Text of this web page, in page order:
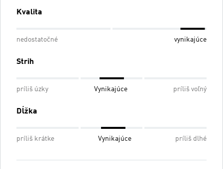
Kvalita
nedostatočné vynikajúce
Strih
príliš úzky Vynikajúce príliš voľný
Dĺžka
príliš krátke Vynikajúce príliš dlhé